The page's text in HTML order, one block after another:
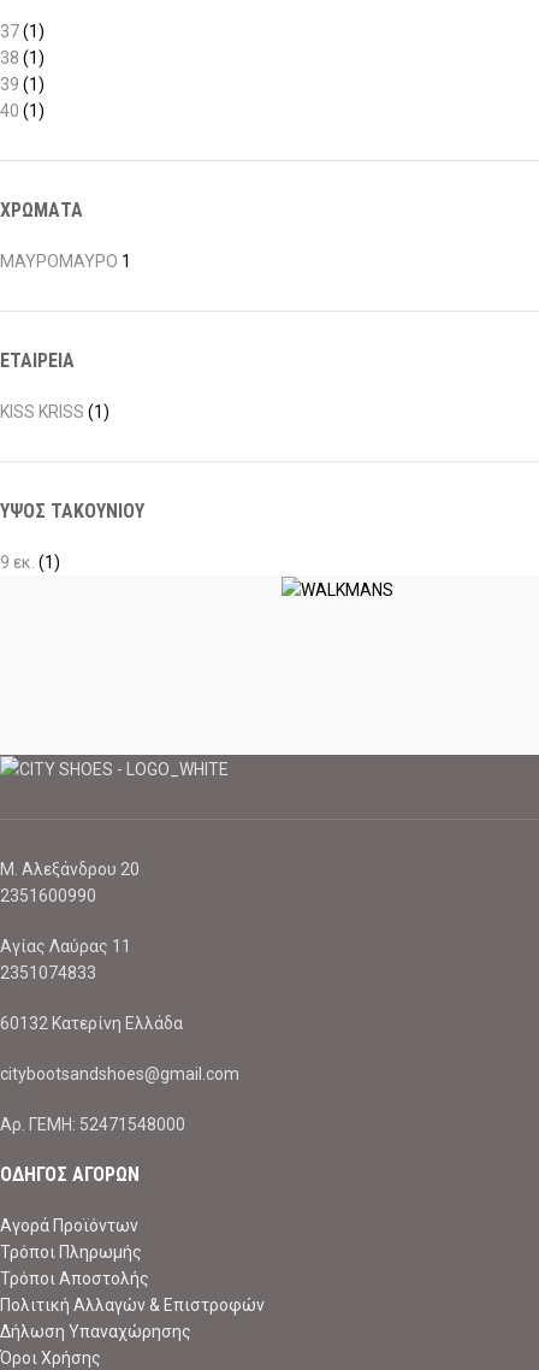
37(1)
38 (1)
39 (1)
40 (1)
ΧΡΩΜΑΤΑ
ΜΑΥΡΟΜΑΥΡΟ 1
ΕΤΑΙΡΕΙΑ
KISS KRISS (1)
ΥΨΟΣ ΤΑΚΟΥΝΙΟΥ
9 εκ. (1)
Μ. Αλεξάνδρου 20
2351600990
Αγίας Λαύρας 11
2351074833
60132 Κατερίνη Ελλάδα
citybootsandshoes@gmail.com
Aρ. ΓΕΜΗ: 52471548000
ΟΔΗΓΟΣ ΑΓΟΡΩΝ
Αγορά Προϊόντων
Τρόποι Πληρωμής
Τρόποι Αποστολής
Πολιτική Αλλαγών & Επιστροφών
Δήλωση Υπαναχώρησης
Όροι Χρήσης